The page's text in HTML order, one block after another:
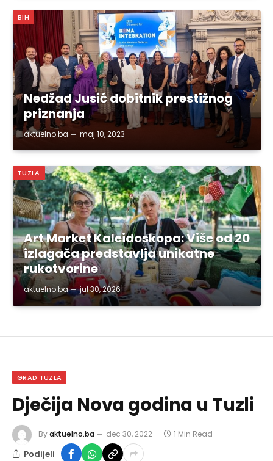
BIH
Nedžad Jusić dobitnik prestižnog
priznanja
aktuelno.ba maj 10, 2023
TUZLA
Art Market Kaleidoskopa: Više od 20
izlagača predstavlja unikatne
rukotvorine
aktuelno.ba jul 30, 2026
GRAD TUZLA
Dječija Nova godina u Tuzli
Byaktuelno.ba dec 30, 2022 1 Min Read
Podijeli